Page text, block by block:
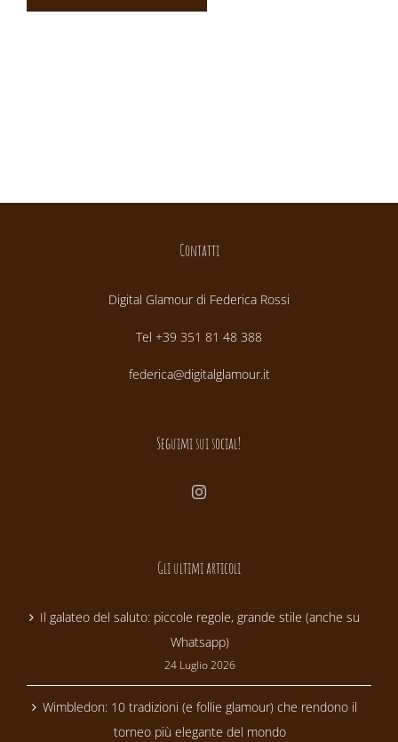
Contatti
Digital Glamour di Federica Rossi
Tel +39 351 81 48 388
federica@digitalglamour.it
Seguimi sui social!
Gli ultimi articoli
Il galateo del saluto: piccole regole, grande stile (anche su
Whatsapp)
24 Luglio 2026
Wimbledon: 10 tradizioni (e follie glamour) che rendono il
torneo più elegante del mondo